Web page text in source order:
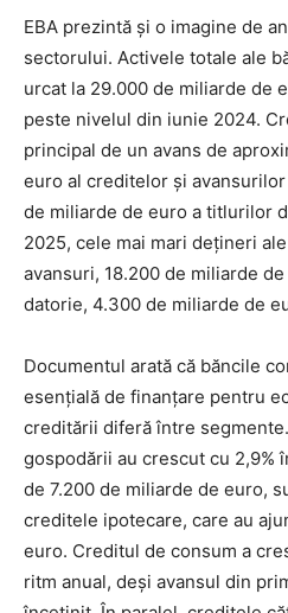
EBA prezintă și o imagine de
sectorului. Activele totale ale
urcat la 29.000 de miliarde de
peste nivelul din iunie 2024.
principal de un avans de
euro al creditelor și
de miliarde de euro a titlurilor
2025, cele mai mari dețineri
avansuri, 18.200 de miliarde
datorie, 4.300 de miliarde de
Documentul arată că băncile
esențială de finanțare pentru
creditării diferă între
gospodării au crescut cu 2,9%
de 7.200 de miliarde de euro,
creditele ipotecare, care au
euro. Creditul de consum a
ritm anual, deși avansul din